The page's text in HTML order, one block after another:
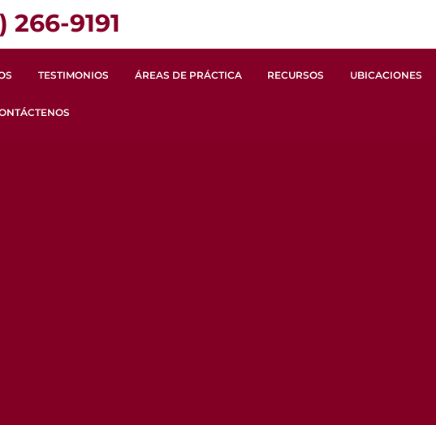
266-9191
TESTIMONIOS ÁREAS DE PRÁCTICA RECURSOS UBICACIONES